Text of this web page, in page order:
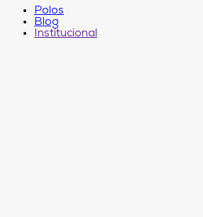
Polos
Blog
Institucional